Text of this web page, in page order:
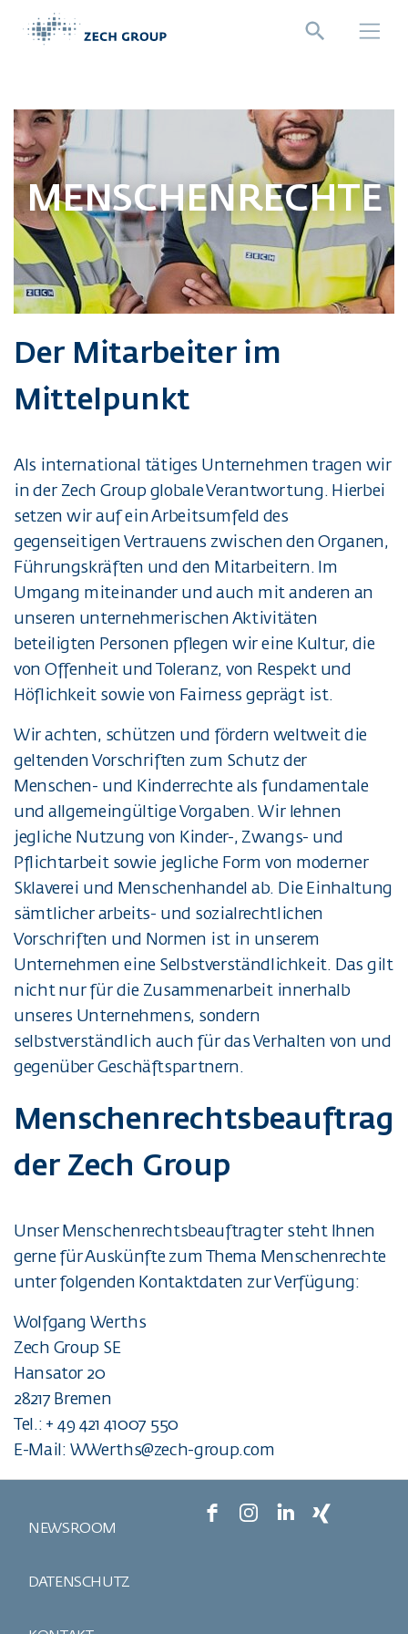
MENSCHENRECHTE
Der Mitarbeiter im
Mittelpunkt
Als international tätiges Unternehmen tragen wir
in der Zech Group globale Verantwortung. Hierbei
setzen wir auf ein Arbeitsumfeld des
gegenseitigen Vertrauens zwischen den Organen,
Führungskräften und den Mitarbeitern. Im
Umgang miteinander und auch mit anderen an
unseren unternehmerischen Aktivitäten
beteiligten Personen pflegen wir eine Kultur, die
von Offenheit und Toleranz, von Respekt und
Höflichkeit sowie von Fairness geprägt ist.
Wir achten, schützen und fördern weltweit die
geltenden Vorschriften zum Schutz der
Menschen- und Kinderrechte als fundamentale
und allgemeingültige Vorgaben. Wir lehnen
jegliche Nutzung von Kinder-, Zwangs- und
Pflichtarbeit sowie jegliche Form von moderner
Sklaverei und Menschenhandel ab. Die Einhaltung
sämtlicher arbeits- und sozialrechtlichen
Vorschriften und Normen ist in unserem
Unternehmen eine Selbstverständlichkeit. Das gilt
nicht nur für die Zusammenarbeit innerhalb
unseres Unternehmens, sondern
selbstverständlich auch für das Verhalten von und
gegenüber Geschäftspartnern.
der Zech Group
Unser Menschenrechtsbeauftragter steht Ihnen
gerne für Auskünfte zum Thema Menschenrechte
unter folgenden Kontaktdaten zur Verfügung:
Wolfgang Werths
Zech Group SE
Hansator 20
28217 Bremen
Tel.: + 49 421 41007 550
E-Mail: WWerths@zech-group.com
NEWSROOM
DATENSCHUTZ